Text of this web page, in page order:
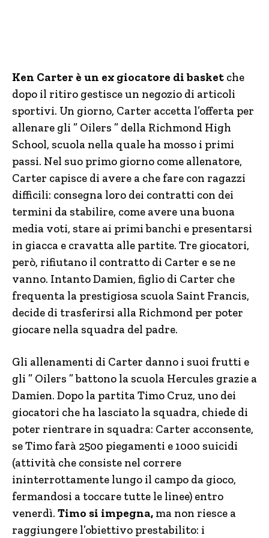
Ken Carter è un ex giocatore di basket che
dopo il ritiro gestisce un negozio di articoli
sportivi. Un giorno, Carter accetta l’offerta per
allenare gli ” Oilers ” della Richmond High
School, scuola nella quale ha mosso i primi
passi. Nel suo primo giorno come allenatore,
Carter capisce di avere a che fare con ragazzi
difficili: consegna loro dei contratti con dei
termini da stabilire, come avere una buona
media voti, stare ai primi banchi e presentarsi
in giacca e cravatta alle partite. Tre giocatori,
però, rifiutano il contratto di Carter e se ne
vanno. Intanto Damien, figlio di Carter che
frequenta la prestigiosa scuola Saint Francis,
decide di trasferirsi alla Richmond per poter
giocare nella squadra del padre.
Gli allenamenti di Carter danno i suoi frutti e
gli ” Oilers ” battono la scuola Hercules grazie a
Damien. Dopo la partita Timo Cruz, uno dei
giocatori che ha lasciato la squadra, chiede di
poter rientrare in squadra: Carter acconsente,
se Timo farà 2500 piegamenti e 1000 suicidi
(attività che consiste nel correre
ininterrottamente lungo il campo da gioco,
fermandosi a toccare tutte le linee) entro
venerdì. Timo si impegna, ma non riesce a
raggiungere l’obiettivo prestabilito: i